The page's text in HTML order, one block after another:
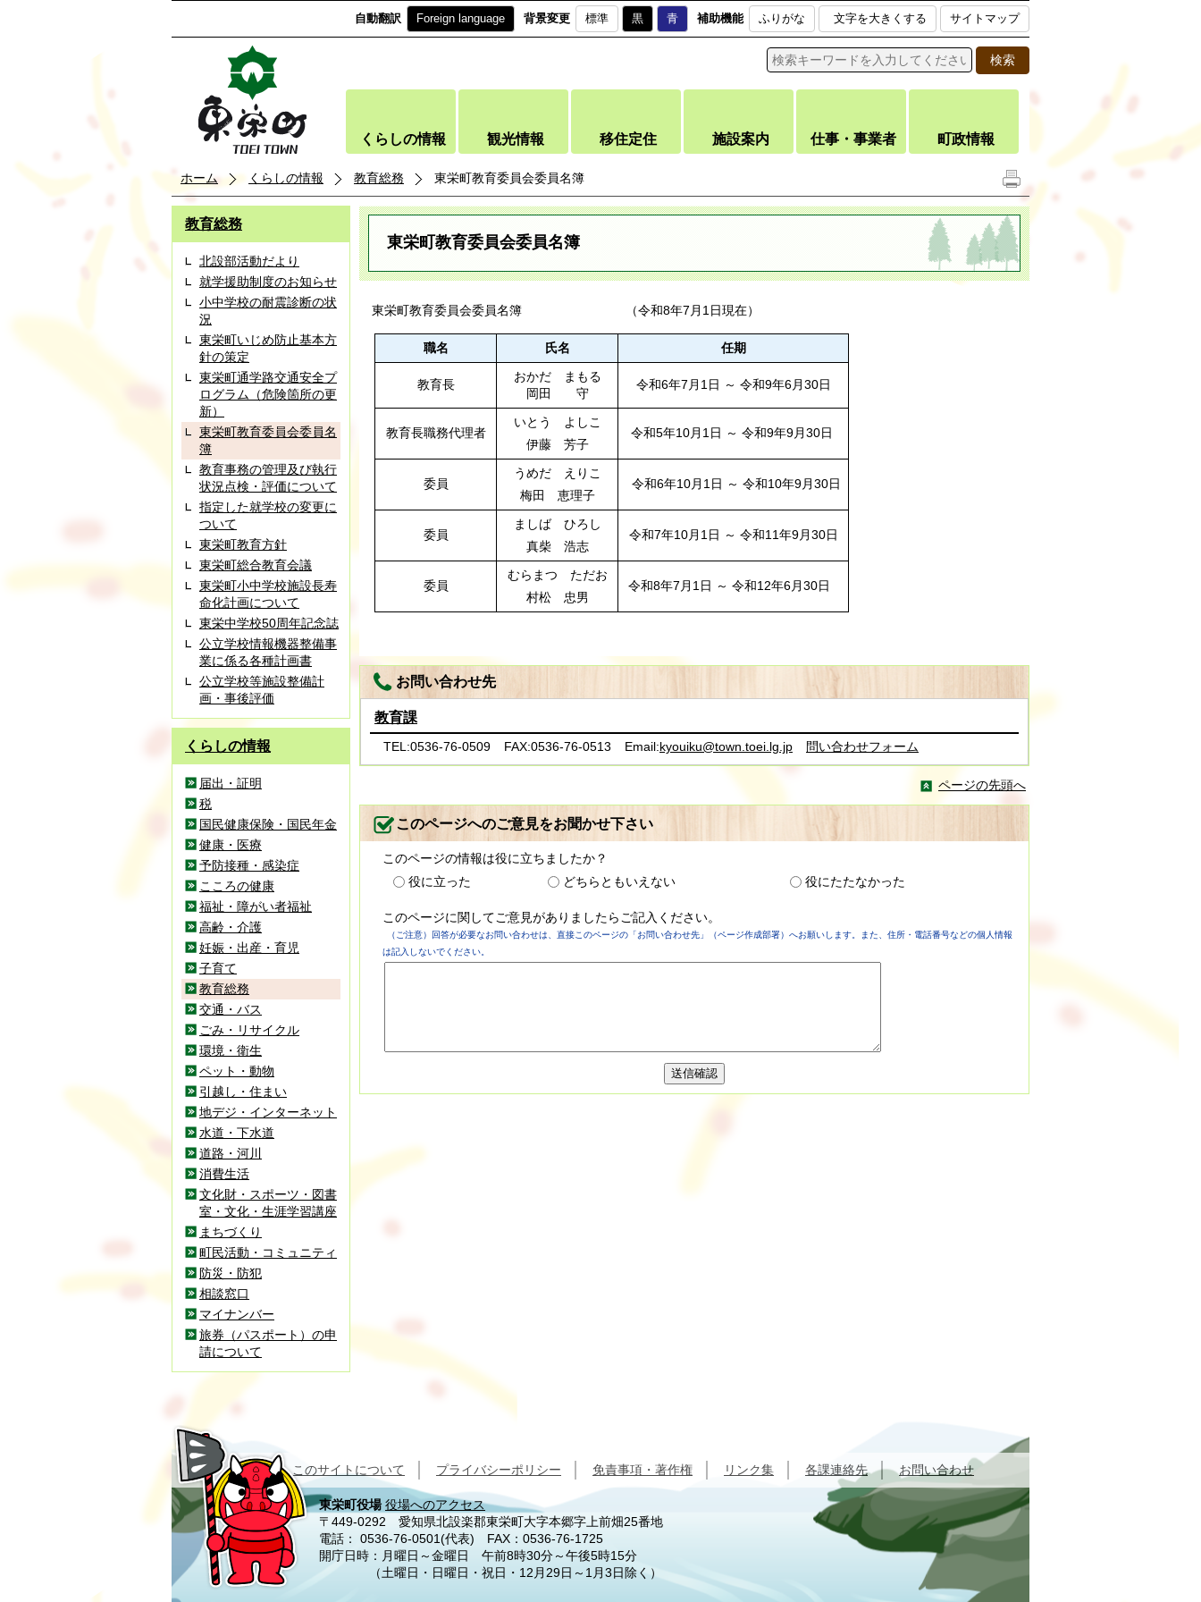
自動翻訳 Foreign language 背景変更 標準 黒 青 補助機能 ふりがな 文字を大きくする サイトマップ
くらしの情報 観光情報 移住定住 施設案内 仕事・事業者 町政情報
ホーム くらしの情報 教育総務 東栄町教育委員会委員名簿
教育総務
北設部活動だより
就学援助制度のお知らせ
小中学校の耐震診断の状
況
東栄町いじめ防止基本方
針の策定
東栄町通学路交通安全プ
ログラム（危険箇所の更
新）
東栄町教育委員会委員名
簿
教育事務の管理及び執行
状況点検・評価について
指定した就学校の変更に
ついて
東栄町教育方針
東栄町総合教育会議
東栄町小中学校施設長寿
命化計画について
東栄中学校50周年記念誌
公立学校情報機器整備事
業に係る各種計画書
公立学校等施設整備計
画・事後評価
くらしの情報
届出・証明
税
国民健康保険・国民年金
健康・医療
予防接種・感染症
こころの健康
福祉・障がい者福祉
高齢・介護
妊娠・出産・育児
子育て
教育総務
交通・バス
ごみ・リサイクル
環境・衛生
ペット・動物
引越し・住まい
地デジ・インターネット
水道・下水道
道路・河川
消費生活
文化財・スポーツ・図書
室・文化・生涯学習講座
まちづくり
町民活動・コミュニティ
防災・防犯
相談窓口
マイナンバー
旅券（パスポート）の申
請について
東栄町教育委員会委員名簿
東栄町教育委員会委員名簿 （令和8年7月1日現在）
職名 氏名 任期
教育長
おかだ まもる
岡田 守
令和6年7月1日 ～ 令和9年6月30日
教育長職務代理者
いとう よしこ
伊藤 芳子
令和5年10月1日 ～ 令和9年9月30日
委員
うめだ えりこ
梅田 恵理子
令和6年10月1日 ～ 令和10年9月30日
委員
ましば ひろし
真柴 浩志
令和7年10月1日 ～ 令和11年9月30日
委員
むらまつ ただお
村松 忠男
令和8年7月1日 ～ 令和12年6月30日
お問い合わせ先
教育課
TEL:0536-76-0509 FAX:0536-76-0513 Email:kyouiku@town.toei.lg.jp 問い合わせフォーム
ページの先頭へ
このページへのご意見をお聞かせ下さい
このページの情報は役に立ちましたか？
役に立った
どちらともいえない 役にたたなかった
このページに関してご意見がありましたらご記入ください。
（ご注意）回答が必要なお問い合わせは、直接このページの「お問い合わせ先」（ページ作成部署）へお願いします。また、住所・電話番号などの個人情報
は記入しないでください。
このサイトについて プライバシーポリシー 免責事項・著作権 リンク集 各課連絡先 お問い合わせ
東栄町役場 役場へのアクセス
〒449-0292 愛知県北設楽郡東栄町大字本郷字上前畑25番地
電話： 0536-76-0501(代表) FAX：0536-76-1725
開庁日時：月曜日～金曜日 午前8時30分～午後5時15分
（土曜日・日曜日・祝日・12月29日～1月3日除く）